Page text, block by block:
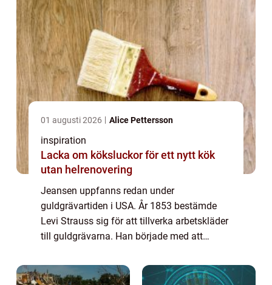
01 augusti 2026 Alice Pettersson
inspiration
Lacka om köksluckor för ett nytt kök
utan helrenovering
Jeansen uppfanns redan under
guldgrävartiden i USA. År 1853 bestämde
Levi Strauss sig för att tillverka arbetskläder
till guldgrävarna. Han började med att
bomullstyg som...